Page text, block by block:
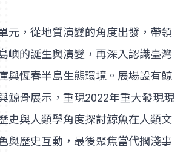
元，從地質演變的角度出發，帶領
嶼的誕生與演變，再深入認識臺灣
與恆春半島生態環境。展場設有鯨
鯨骨展示，重現2022年重大發現現
史與人類學角度探討鯨魚在人類文
與歷史互動，最後聚焦當代擱淺事